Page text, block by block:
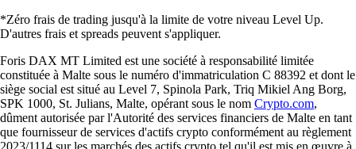
*Zéro frais de trading jusqu'à la limite de votre niveau Level Up.
D'autres frais et spreads peuvent s'appliquer.
Foris DAX MT Limited est une société à responsabilité limitée
constituée à Malte sous le numéro d'immatriculation C 88392 et dont le
siège social est situé au Level 7, Spinola Park, Triq Mikiel Ang Borg,
SPK 1000, St. Julians, Malte, opérant sous le nom Crypto.com,
dûment autorisée par l'Autorité des services financiers de Malte en tant
que fournisseur de services d'actifs crypto conformément au règlement
2023/1114 sur les marchés des actifs crypto tel qu'il est mis en œuvre à